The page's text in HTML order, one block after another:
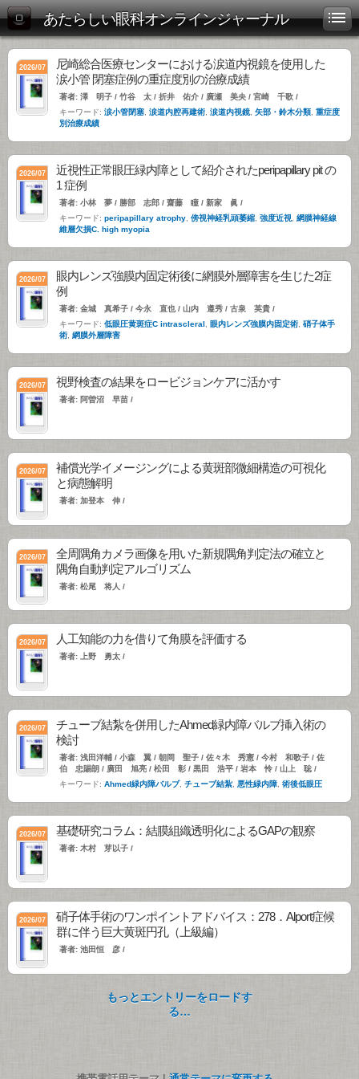
あたらしい眼科オンラインジャーナル
2026/07
尼崎総合医療センターにおける涙道内視鏡を使用した
涙小管 閉塞症例の重症度別の治療成績
著者: 澤 明子 / 竹谷 太 / 折井 佑介 / 廣瀬 美央 / 宮崎 千歌 /
キーワード: 涙小管閉塞 涙道内腔再建術 涙道内視鏡 矢部・鈴木分類 重症度
別治療成績
2026/07
近視性正常眼圧緑内障として紹介されたperipapillary pit の
1 症例
著者: 小林 夢 / 勝部 志郎 / 齋藤 瞳 / 新家 眞 /
キーワード: peripapillary atrophy 傍視神経乳頭萎縮 強度近視
網膜神経線
維層欠損C. high myopia
2026/07
眼内レンズ強膜内固定術後に網膜外層障害を生じた2症
例
著者: 金城 真希子 / 今永 直也 / 山内 遵秀 / 古泉 英貴 /
キーワード: 低眼圧黄斑症C intrascleral 眼内レンズ強膜内固定術 硝子体手
術 網膜外層障害
2026/07 視野検査の結果をロービジョンケアに活かす
著者: 阿曽沼 早苗 /
2026/07
補償光学イメージングによる黄斑部微細構造の可視化
と病態解明
著者: 加登本 伸 /
2026/07
全周隅角カメラ画像を用いた新規隅角判定法の確立と
隅角自動判定アルゴリズム
著者: 松尾 将人 /
2026/07 人工知能の力を借りて角膜を評価する
著者: 上野 勇太 /
2026/07
チューブ結紮を併用したAhmed緑内障バルブ挿入術の
検討
著者: 浅田洋輔 / 小森 翼 / 朝岡 聖子 / 佐々木 秀憲 / 今村 和歌子 / 佐
伯 忠賜朗 / 廣田 旭亮 / 松田 彰 / 黒田 浩平 / 岩本 怜 / 山上 聡 /
キーワード: Ahmed緑内障バルブ, チューブ結紮, 悪性緑内障, 術後低眼圧
2026/07 基礎研究コラム：結膜組織透明化によるGAPの観察
著者: 木村 芽以子 /
2026/07
硝子体手術のワンポイントアドバイス：278．Alport症候
群に伴う巨大黄斑円孔（上級編）
著者: 池田恒 彦 /
もっとエントリーをロードす
る…